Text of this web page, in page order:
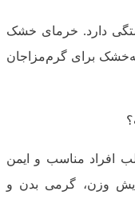
دارد. خرمای خشک
برای گرم‌مزاجان
برای اغلب افراد مناسب و ایمن
وزن، گرمی بدن و